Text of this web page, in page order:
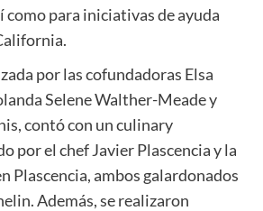
como para iniciativas de ayuda
por las cofundadoras Elsa
Selene Walther-Meade y
contó con un culinary
por el chef Javier Plascencia y la
Plascencia, ambos galardonados
Además, se realizaron